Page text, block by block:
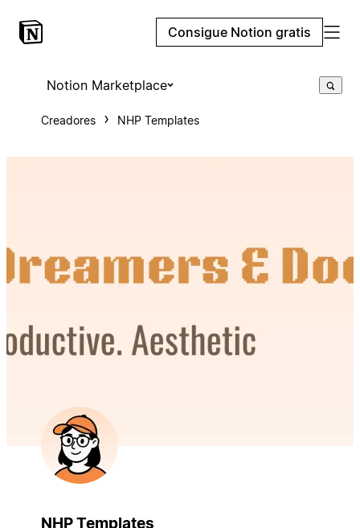
Consigue Notion gratis
Notion Marketplace
Creadores NHP Templates
NHP Templates